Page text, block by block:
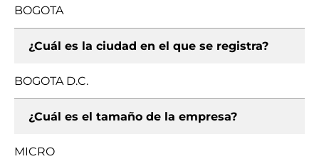
BOGOTA
¿Cuál es la ciudad en el que se registra?
BOGOTA D.C.
¿Cuál es el tamaño de la empresa?
MICRO